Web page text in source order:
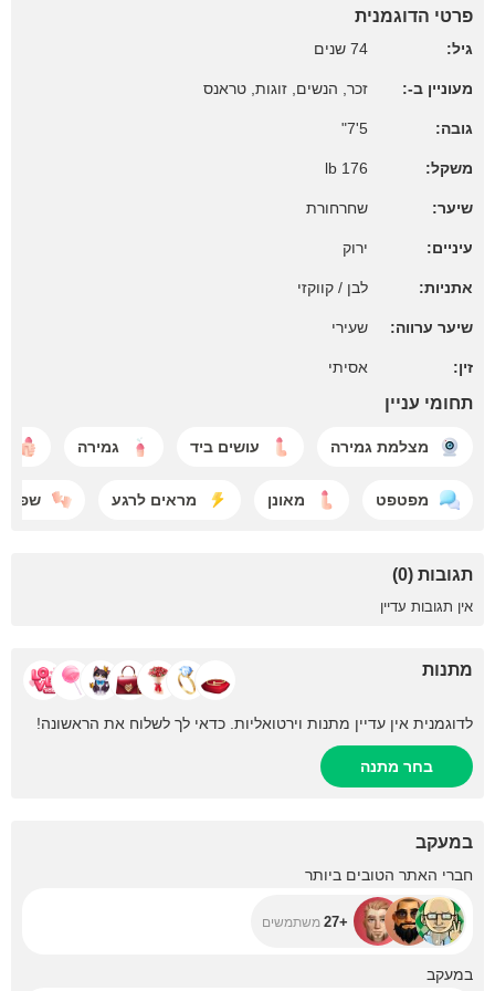
פרטי הדוגמנית
גיל: 74 שנים
מעוניין ב-: זכר, הנשים, זוגות, טראנס
גובה: 5'7"
משקל: 176 lb
שיער: שחרחורת
עיניים: ירוק
אתניות: לבן / קווקזי
שיער ערווה: שעירי
זין: אסיתי
תחומי עניין
מצלמת גמירה עושים ביד גמירה
מפטפט מאונן מראים לרגע
תגובות (0)
אין תגובות עדיין
מתנות
לדוגמנית אין עדיין מתנות וירטואליות. כדאי לך לשלוח את הראשונה!
בחר מתנה
במעקב
חברי האתר הטובים ביותר
+27
+27 משתמשים
במעקב